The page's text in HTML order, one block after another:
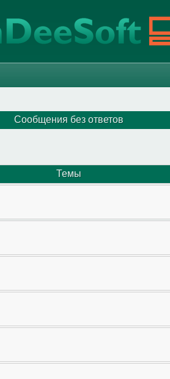
Сообщения без ответов
Темы